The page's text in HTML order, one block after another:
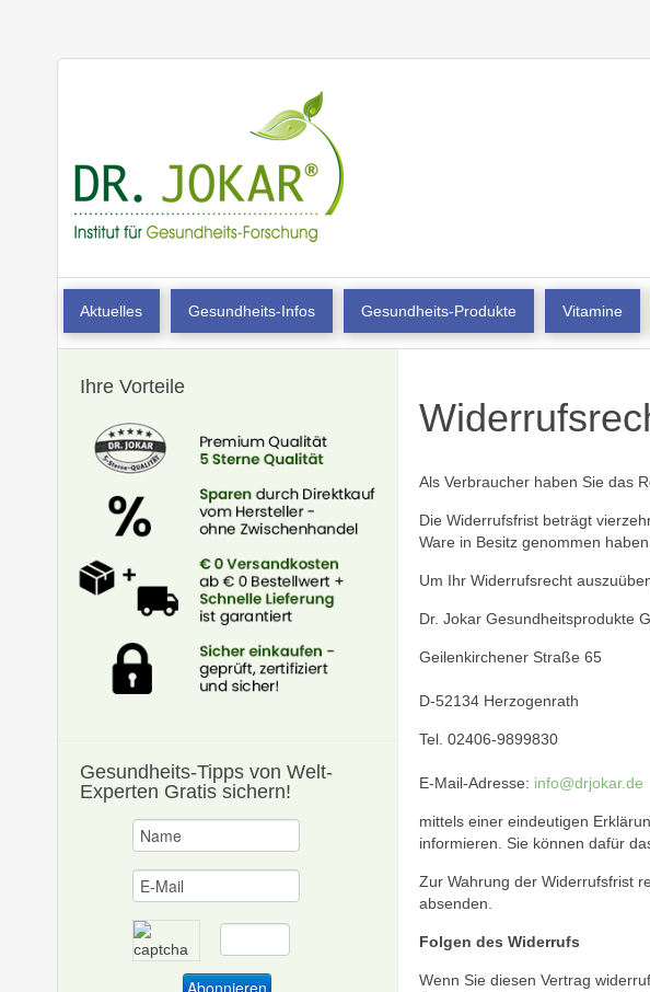
Aktuelles Gesundheits-Infos Gesundheits-Produkte Vitamine
Als Verbraucher haben Sie das
Die Widerrufsfrist beträgt
Ware in Besitz genommen haben
Um Ihr Widerrufsrecht
Dr. Jokar Gesundheitsprodukte
Geilenkirchener Straße 65
D-52134 Herzogenrath
Tel. 02406-9899830
E-Mail-Adresse: info@drjokar.de
mittels einer eindeutigen
informieren. Sie können dafür
Zur Wahrung der Widerrufsfrist
absenden.
Folgen des Widerrufs
Wenn Sie diesen Vertrag
Ihre Vorteile
Gesundheits-Tipps von Welt-
Experten Gratis sichern!